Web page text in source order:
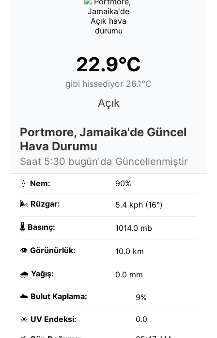
22.9°C
gibi hissediyor 26.1°C
Açık
Portmore, Jamaika'de Güncel
Hava Durumu
Saat 5:30 bugün'da Güncellenmiştir
💧 Nem: 90%
🌬️ Rüzgar: 5.4 kph (16°)
🌡️ Basınç: 1014.0 mb
👁️ Görünürlük: 10.0 km
🌧️ Yağış: 0.0 mm
☁️ Bulut Kaplama: 9%
☀️ UV Endeksi: 0.0